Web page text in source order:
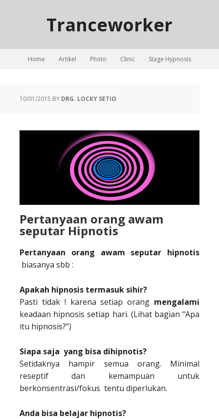
Tranceworker
Home Artikel Photo Clinic Stage Hypnosis
10/01/2015 BY DRG. LOCKY SETIO
Pertanyaan orang awam
seputar Hipnotis
Pertanyaan orang awam seputar hipnotis
biasanya sbb :
Apakah hipnosis termasuk sihir?
Pasti tidak ! karena setiap orang mengalami
keadaan hipnosis setiap hari. (Lihat bagian “Apa
itu hipnosis?”)
Siapa saja yang bisa dihipnotis?
Setidaknya hampir semua orang. Minimal
reseptif dan kemampuan untuk
berkonsentrasi/fokus tentu diperlukan.
Anda bisa belajar hipnotis?